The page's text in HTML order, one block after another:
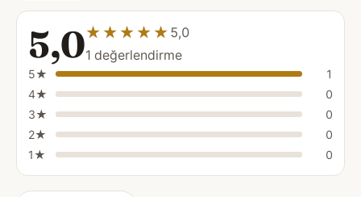
5,0★★★★★
★★★★★ 5,0
1 değerlendirme
5★
1
4★
0
3★
0
2★
0
1★
0